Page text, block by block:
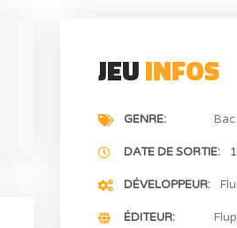
JEUINFOS
GENRE
DATE DE SORTIE
DÉVELOPPEUR
ÉDITEUR